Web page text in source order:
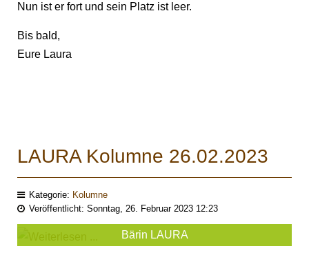
Nun ist er fort und sein Platz ist leer.
Bis bald,
Eure Laura
LAURA Kolumne 26.02.2023
Kategorie: Kolumne
Veröffentlicht: Sonntag, 26. Februar 2023 12:23
Bärin LAURA